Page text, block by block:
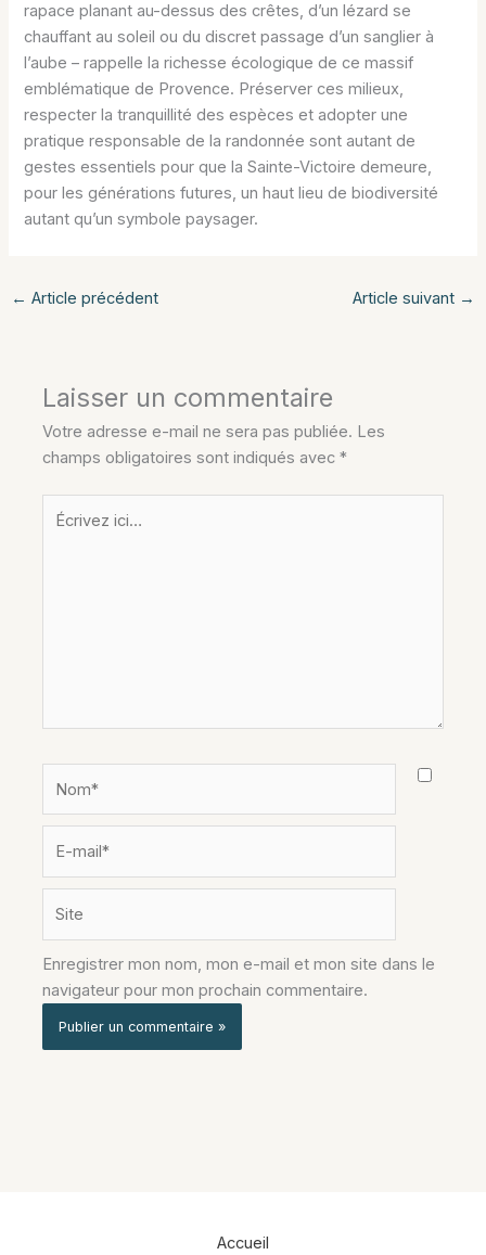
rapace planant au-dessus des crêtes, d’un lézard se
chauffant au soleil ou du discret passage d’un sanglier à
l’aube – rappelle la richesse écologique de ce massif
emblématique de Provence. Préserver ces milieux,
respecter la tranquillité des espèces et adopter une
pratique responsable de la randonnée sont autant de
gestes essentiels pour que la Sainte-Victoire demeure,
pour les générations futures, un haut lieu de biodiversité
autant qu’un symbole paysager.
← Article précédent Article suivant →
Laisser un commentaire
Votre adresse e-mail ne sera pas publiée. Les
champs obligatoires sont indiqués avec*
Écrivez
ici…
Enregistrer mon nom, mon e-mail et mon site dans le
navigateur pour mon prochain commentaire.
Accueil